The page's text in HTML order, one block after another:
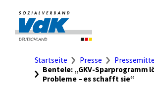
Seiteninhalt
springen
Zur
Startseite
des
Schnellzugriff
Brotkrumennavigation
Startseite Presse
Bentele: „GKV-Sparprogramm
Probleme – es schafft sie“